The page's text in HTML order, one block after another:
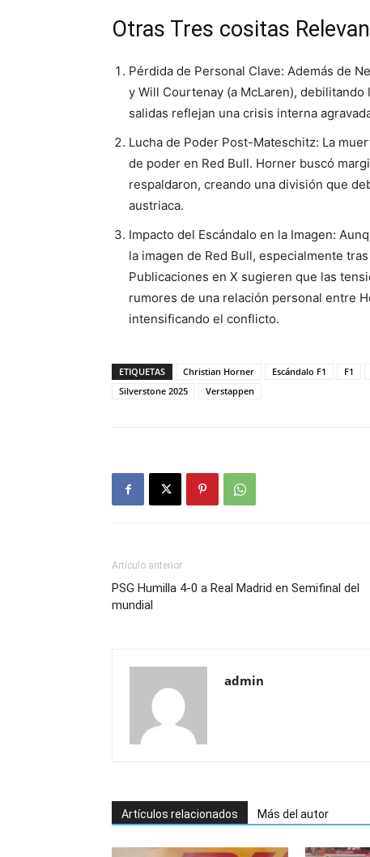
Otras Tres cositas
Pérdida de Personal Clave: Además de
y Will Courtenay (a McLaren),
salidas reflejan una crisis interna
Lucha de Poder Post-Mateschitz: La
de poder en Red Bull. Horner buscó
respaldaron, creando una división que
austriaca.
Impacto del Escándalo en la Imagen:
la imagen de Red Bull, especialmente
Publicaciones en X sugieren que las
rumores de una relación personal entre
intensificando el conflicto.
ETIQUETAS Christian Horner Escándalo F1 F1
Silverstone 2025
Verstappen
Artículo anterior
PSG Humilla 4-0 a Real Madrid en Semifinal del
mundial
admin
Artículos relacionados Más del autor